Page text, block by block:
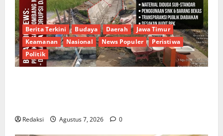
Berita Terkini Budaya Daerah
Jawa Timur
Keamanan
Nasional News Populer
Peristiwa
Politik
Redaksi Agustus 7, 2026 0